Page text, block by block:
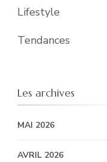
Lifestyle
Tendances
Les archives
MAI 2026
AVRIL 2026